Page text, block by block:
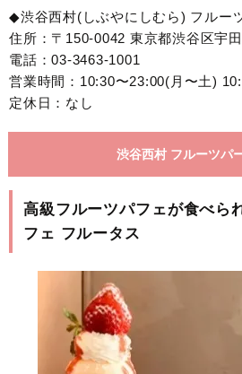
◆渋谷西村(しぶやにしむら) フルー
住所：〒150-0042 東京都渋谷区宇
電話：03-3463-1001
営業時間：10:30〜23:00(月〜土)
定休日：なし
渋谷西村 フルーツパ
高級フルーツパフェが食べら
フェ フルータス